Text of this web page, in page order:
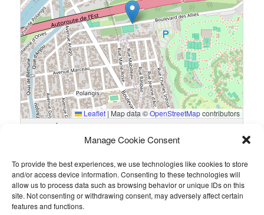
Manage Cookie Consent
To provide the best experiences, we use technologies like cookies to store
and/or access device information. Consenting to these technologies will
allow us to process data such as browsing behavior or unique IDs on this
site. Not consenting or withdrawing consent, may adversely affect certain
features and functions.
Leaflet | Map data ©OpenStreetMapcontributors
Résultats
Équipe Goals
TNDA